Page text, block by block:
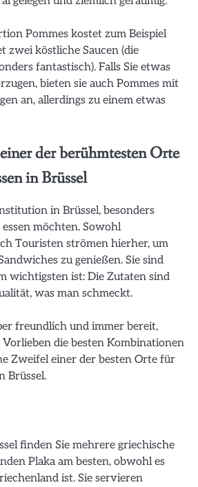
Pommes kostet zum Beispiel
zwei köstliche Saucen (die
fantastisch). Falls Sie etwas
bieten sie auch Pommes mit
an, allerdings zu einem etwas
der berühmtesten Orte
in Brüssel
in Brüssel, besonders
möchten. Sowohl
Touristen strömen hierher, um
zu genießen. Sie sind
wichtigsten ist: Die Zutaten sind
was man schmeckt.
freundlich und immer bereit,
die besten Kombinationen
Zweifel einer der besten Orte für
Brüssel.
finden Sie mehrere griechische
Plaka am besten, obwohl es
ist. Sie servieren